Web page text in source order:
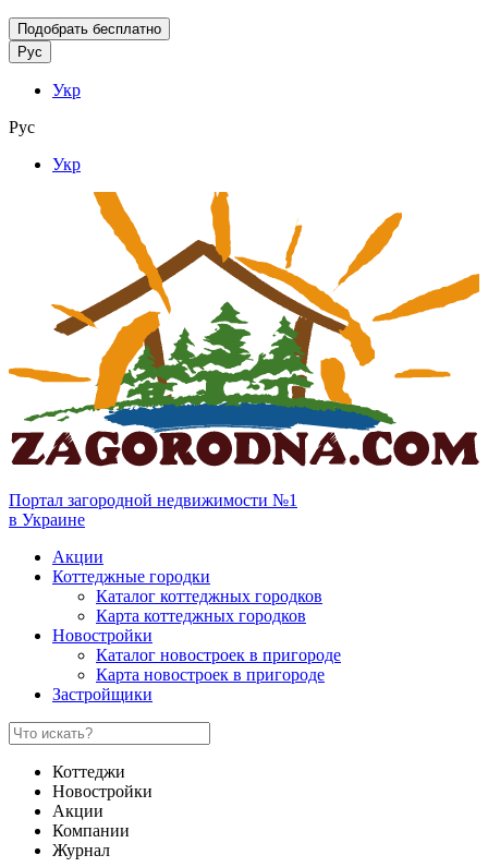
Подобрать бесплатно
Рус
Укр
Рус
Укр
Портал загородной недвижимости №1
в Украине
Акции
Коттеджные городки
Каталог коттеджных городков
Карта коттеджных городков
Новостройки
Каталог новостроек в пригороде
Карта новостроек в пригороде
Застройщики
Коттеджи
Новостройки
Акции
Компании
Журнал